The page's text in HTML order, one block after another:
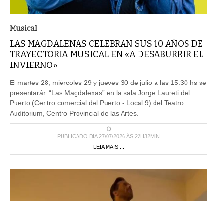
Musical
LAS MAGDALENAS CELEBRAN SUS 10 AÑOS DE
TRAYECTORIA MUSICAL EN «A DESABURRIR EL
INVIERNO»
El martes 28, miércoles 29 y jueves 30 de julio a las 15:30 hs se
presentarán “Las Magdalenas” en la sala Jorge Laureti del
Puerto (Centro comercial del Puerto - Local 9) del Teatro
Auditorium, Centro Provincial de las Artes.
PUBLICADO DIA 27/07/2026 ÀS 22H32MIN
LEIA MAIS ...